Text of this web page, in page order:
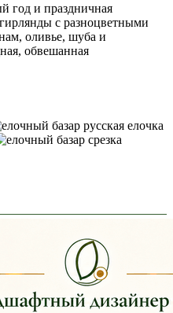
год и праздничная
с разноцветными
оливье, шуба и
обвешанная